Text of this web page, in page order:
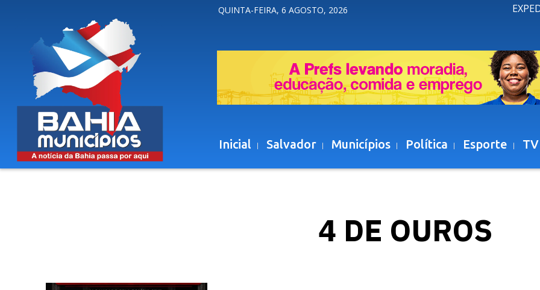
QUINTA-FEIRA, 6 AGOSTO, 2026
Inicial Salvador Municípios Política Esporte
4 DE OUROS